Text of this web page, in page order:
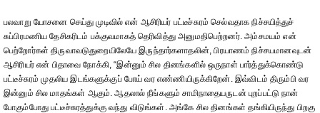
பலவாறு யோசனை செய்து முடிவில் என் ஆசிரியர் பட்டீச்சுரம் செல்வதாக நிச்சயித்துச்
சுப்பிரமணிய தேசிகரிடம் பக்குவமாகத் தெரிவித்து அனுமதிபெற்றனர். அம்சமயம் என்
பெற்றோர்கள் திருவாவடுதுறையிலேயே இருந்தார்களாதலின், பிரயாணம் நிச்சயமானவுடன்
ஆசிரியர் என் பிதாவை நோக்கி, “இன்னும் சில தினங்களில் ஒருநாள் பார்த்துக்கொண்டு
பட்டீச்சுரம் முதலிய இடங்களுக்குப் போய் வர எண்ணியிருக்கிறேன். இவ்விடம் திரும்பி வர
இன்னும் சில மாதங்கள் ஆகும். ஆதலால் நீங்களும் சாமிநாதையருடன் புறப்பட்டு நான்
போகும்போது பட்டீச்சுரத்துக்கு வந்து விடுங்கள். அங்கே சில தினங்கள் தங்கியிருந்து பிறகு